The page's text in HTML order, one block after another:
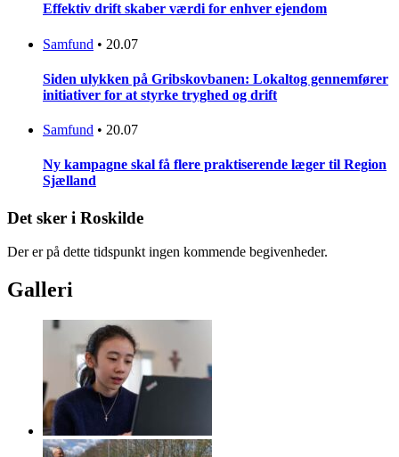
Effektiv drift skaber værdi for enhver ejendom
Samfund • 20.07
Siden ulykken på Gribskovbanen: Lokaltog gennemfører
initiativer for at styrke tryghed og drift
Samfund • 20.07
Ny kampagne skal få flere praktiserende læger til Region
Sjælland
Det sker i Roskilde
Der er på dette tidspunkt ingen kommende begivenheder.
Galleri